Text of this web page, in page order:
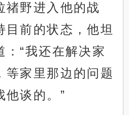
禇野进入他的战
目前的状态，他坦
：“我还在解决家
等家里那边的问题
他谈的。”